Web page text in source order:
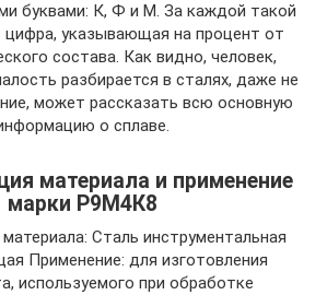
буквами: К, Ф и М. За каждой такой
цифра, указывающая на процент от
состава. Как видно, человек,
разбирается в сталях, даже не
может рассказать всю основную
о сплаве.
материала и применение
марки Р9М4К8
Сталь инструментальная
Применение: для изготовления
используемого при обработке